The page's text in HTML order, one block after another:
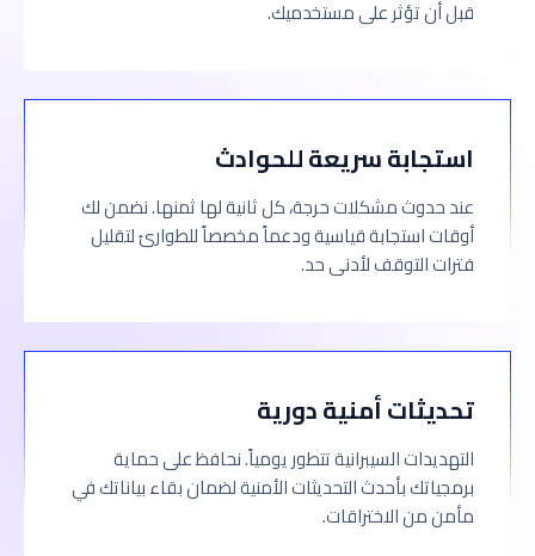
قبل أن تؤثر على مستخدميك.
استجابة سريعة للحوادث
عند حدوث مشكلات حرجة، كل ثانية لها ثمنها. نضمن لك
أوقات استجابة قياسية ودعماً مخصصاً للطوارئ لتقليل
فترات التوقف لأدنى حد.
تحديثات أمنية دورية
التهديدات السيبرانية تتطور يومياً. نحافظ على حماية
برمجياتك بأحدث التحديثات الأمنية لضمان بقاء بياناتك في
مأمن من الاختراقات.